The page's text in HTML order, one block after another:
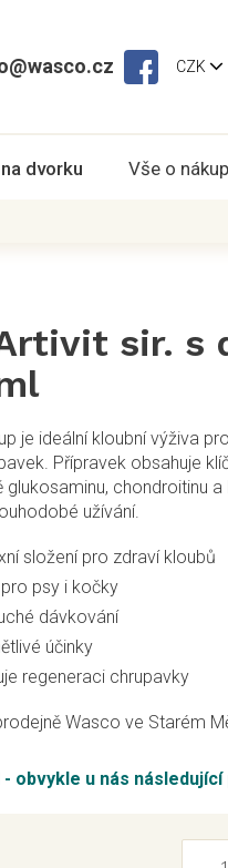
CZK
dvorku Vše o
obvykle u nás
je ideální kloubní výživa
Přípravek obsahuje
glukosaminu, chondroitinu
užívání.
složení pro zdraví kloubů
psy i kočky
dávkování
účinky
regeneraci chrupavky
Wasco ve Starém
sir. s